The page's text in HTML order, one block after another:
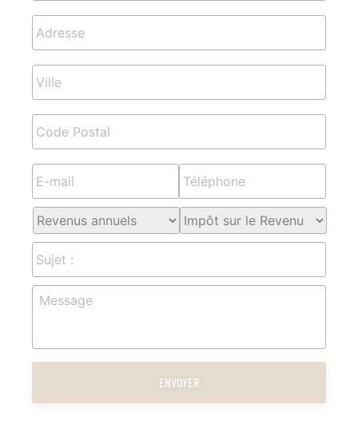
Adresse *
E-
mail *
Téléphone *
Revenus
annuels
*
Impôt
sur
le
Sujet
Message